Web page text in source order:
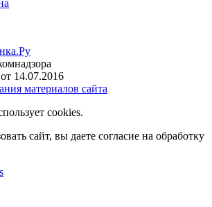
14.07.2016
материалов сайта
cookies.
сайт, вы даете согласие на обработку